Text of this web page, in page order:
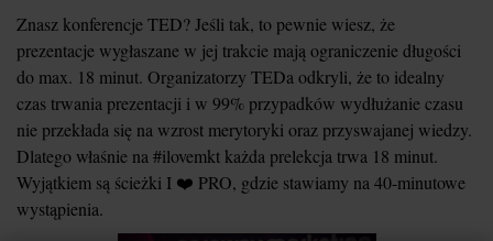
Znasz konferencje TED? Jeśli tak, to pewnie wiesz, że
prezentacje wygłaszane w jej trakcie mają ograniczenie długości
do max. 18 minut. Organizatorzy TEDa odkryli, że to idealny
czas trwania prezentacji i w 99% przypadków wydłużanie czasu
nie przekłada się na wzrost merytoryki oraz przyswajanej wiedzy.
Dlatego właśnie na #ilovemkt każda prelekcja trwa 18 minut.
Wyjątkiem są ścieżki I ❤️ PRO, gdzie stawiamy na 40-minutowe
wystąpienia.